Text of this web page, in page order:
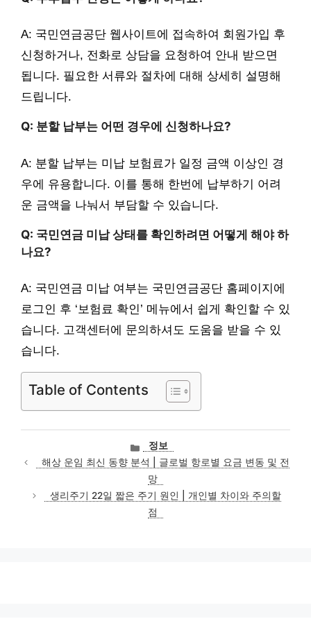
A: 국민연금공단 웹사이트에 접속하여 회원가입 후
신청하거나, 전화로 상담을 요청하여 안내 받으면
됩니다. 필요한 서류와 절차에 대해 상세히 설명해
드립니다.
Q: 분할 납부는 어떤 경우에 신청하나요?
A: 분할 납부는 미납 보험료가 일정 금액 이상인 경
우에 유용합니다. 이를 통해 한번에 납부하기 어려
운 금액을 나눠서 부담할 수 있습니다.
Q: 국민연금 미납 상태를 확인하려면 어떻게 해야 하
나요?
A: 국민연금 미납 여부는 국민연금공단 홈페이지에
로그인 후 ‘보험료 확인’ 메뉴에서 쉽게 확인할 수 있
습니다. 고객센터에 문의하셔도 도움을 받을 수 있
습니다.
Table of Contents
카
테
고
리
정보
해상 운임 최신 동향 분석 | 글로벌 항로별 요금 변동 및 전
망
생리주기 22일 짧은 주기 원인 | 개인별 차이와 주의할
점